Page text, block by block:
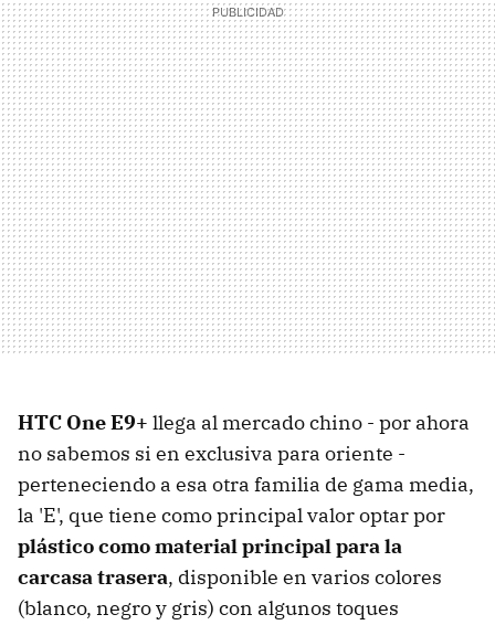
HTC One E9+ llega al mercado chino - por ahora
no sabemos si en exclusiva para oriente -
perteneciendo a esa otra familia de gama media,
la 'E', que tiene como principal valor optar por
plástico como material principal para la
carcasa trasera, disponible en varios colores
(blanco, negro y gris) con algunos toques